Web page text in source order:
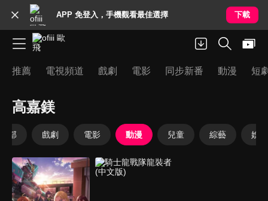
APP 免登入，手機觀看最佳選擇 下載
推薦 電視頻道 戲劇 電影 同步新番 動漫 短
高嘉鎂
全部 戲劇 電影 動漫 兒童 綜藝 娛樂